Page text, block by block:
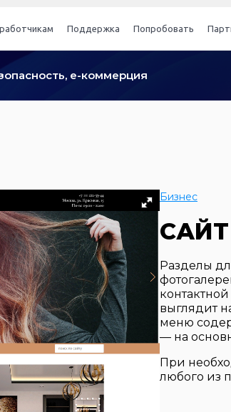
Поддержка Попробовать
е-коммерция
Бизнес
Разделы
выглядит
меню
— на
При
любого из